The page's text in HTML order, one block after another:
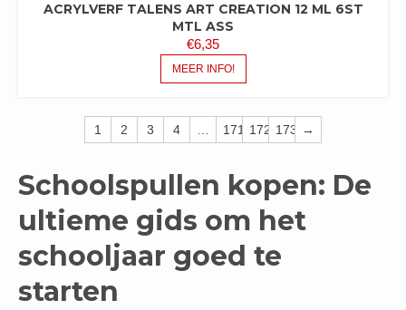
ACRYLVERF TALENS ART CREATION 12 ML 6ST
MTL ASS
€6,35
MEER INFO!
1 2 3 4 … 171 172 173 →
Schoolspullen kopen: De
ultieme gids om het
schooljaar goed te
starten